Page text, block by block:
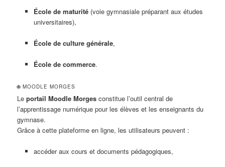
École de maturité(voie gymnasiale préparant aux études
universitaires),
École de culture générale,
École de commerce.
🌐 MOODLE MORGES
Leportail Moodle Morges constitue l’outil central de
l’apprentissage numérique pour les élèves et les enseignants du
gymnase.
Grâce à cette plateforme en ligne, les utilisateurs peuvent :
accéder aux cours et documents pédagogiques,